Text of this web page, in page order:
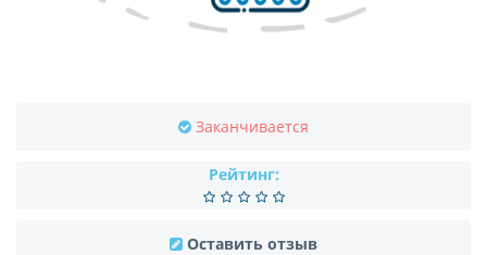
Заканчивается
Рейтинг:
Оставить отзыв